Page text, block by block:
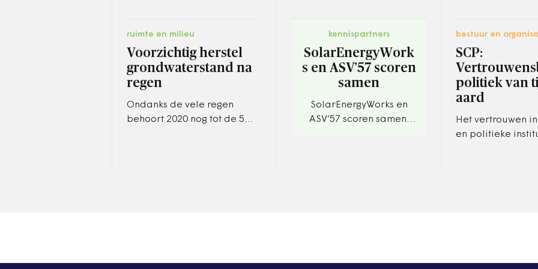
ruimte en milieu
Voorzichtig herstel
grondwaterstand na
regen
Ondanks de vele regen
behoort 2020 nog tot de 5
kennispartners
SolarEnergyWork
s en ASV’57 scoren
samen
SolarEnergyWorks en
ASV’57 scoren samen.
bestuur en
SCP:
politiek van
aard
Het vertrouwen
en politieke